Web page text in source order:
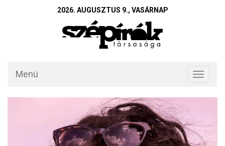
2026. AUGUSZTUS 9., VASÁRNAP
Toggle
Menü